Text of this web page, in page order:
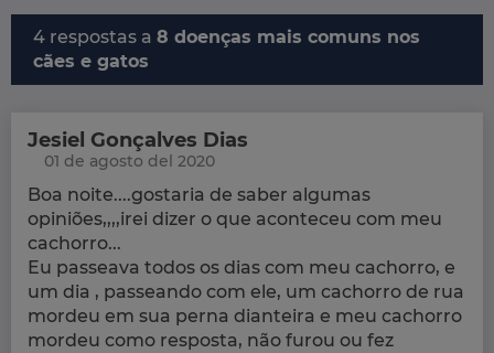
4 respostas a 8 doenças mais comuns nos
cães e gatos
Jesiel Gonçalves Dias
01 de agosto del 2020
Boa noite....gostaria de saber algumas
opiniões,,,,irei dizer o que aconteceu com meu
cachorro...
Eu passeava todos os dias com meu cachorro, e
um dia , passeando com ele, um cachorro de rua
mordeu em sua perna dianteira e meu cachorro
mordeu como resposta, não furou ou fez